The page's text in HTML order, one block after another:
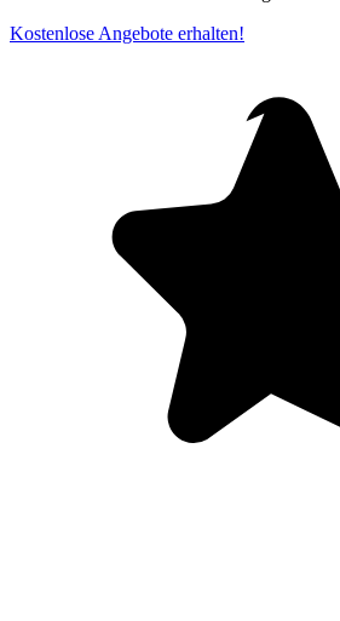
Kostenlose Angebote erhalten!